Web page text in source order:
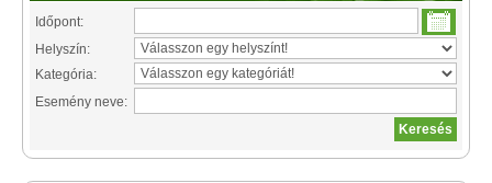
Időpont:
Helyszín:
Kategória:
Esemény neve: